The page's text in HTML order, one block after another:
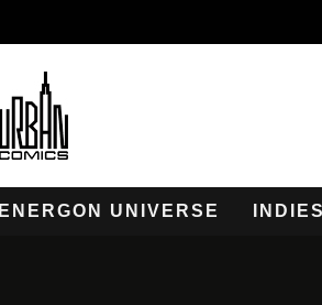
ENERGON UNIVERSE INDIES